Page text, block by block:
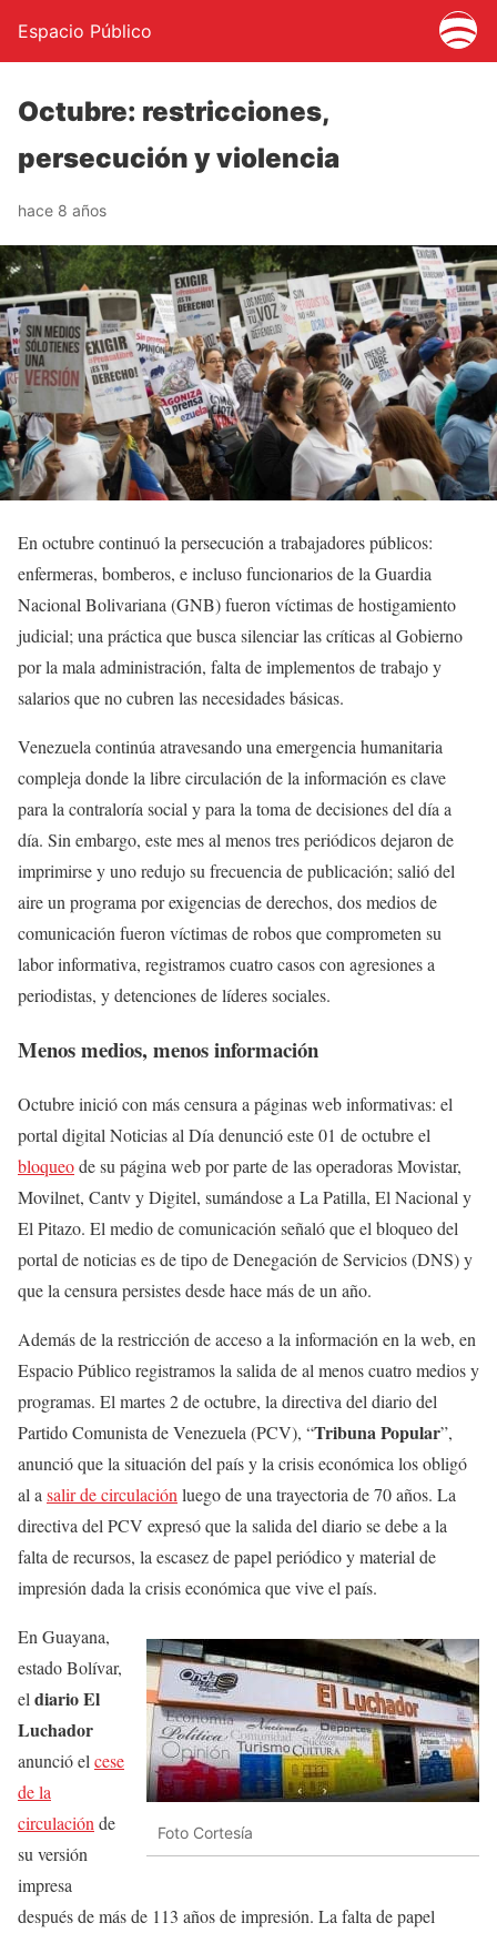
Espacio Público
Octubre: restricciones,
persecución y violencia
hace 8 años
En octubre continuó la persecución a trabajadores públicos:
enfermeras, bomberos, e incluso funcionarios de la Guardia
Nacional Bolivariana (GNB) fueron víctimas de hostigamiento
judicial; una práctica que busca silenciar las críticas al Gobierno
por la mala administración, falta de implementos de trabajo y
salarios que no cubren las necesidades básicas.
Venezuela continúa atravesando una emergencia humanitaria
compleja donde la libre circulación de la información es clave
para la contraloría social y para la toma de decisiones del día a
día. Sin embargo, este mes al menos tres periódicos dejaron de
imprimirse y uno redujo su frecuencia de publicación; salió del
aire un programa por exigencias de derechos, dos medios de
comunicación fueron víctimas de robos que comprometen su
labor informativa, registramos cuatro casos con agresiones a
periodistas, y detenciones de líderes sociales.
Menos medios, menos información
Octubre inició con más censura a páginas web informativas: el
portal digital Noticias al Día denunció este 01 de octubre el
bloqueode su página web por parte de las operadoras Movistar,
Movilnet, Cantv y Digitel, sumándose a La Patilla, El Nacional y
El Pitazo. El medio de comunicación señaló queel bloqueo del
portal de noticias es de tipo de Denegación de Servicios (DNS) y
que la censura persistes desde hace más de un año.
Además de la restricción de acceso a la información en la web, en
Espacio Público registramos la salida de al menos cuatro medios y
programas. El martes 2 de octubre, la directiva del diario del
Partido Comunista de Venezuela (PCV), “Tribuna Popular”,
anunció que la situación del país y la crisis económica los obligó
al a salir de circulación luego de una trayectoria de 70 años. La
directiva del PCV expresó que la salida del diario se debe a la
falta de recursos, la escasez de papel periódico y material de
impresión dada la crisis económica que vive el país.
Foto Cortesía
En Guayana,
estado Bolívar,
el diario El
Luchador
anunció el cese
de la
circulación de
su versión
impresa
después de más de 113 años de impresión. La falta de papel